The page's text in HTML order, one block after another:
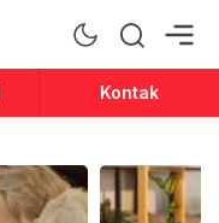
Kontak